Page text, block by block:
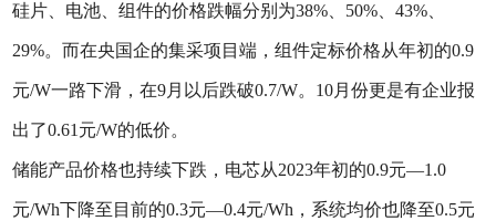
硅片、电池、组件的价格跌幅分别为38%、50%、43%、
29%。而在央国企的集采项目端，组件定标价格从年初的0.9
元/W一路下滑，在9月以后跌破0.7/W。10月份更是有企业报
出了0.61元/W的低价。
储能产品价格也持续下跌，电芯从2023年初的0.9元—1.0
元/Wh下降至目前的0.3元—0.4元/Wh，系统均价也降至0.5元